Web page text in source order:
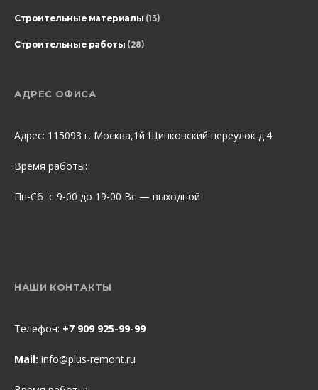
Строительные материалы (13)
Строительные работы (28)
АДРЕС ОФИСА
Адрес: 115093 г. Москва,1й Щипковский переулок д.4
Время работы:
Пн-Сб с 9-00 до 19-00 Вс — выходной
НАШИ КОНТАКТЫ
Телефон: +7 909 925-99-99
Mail: info@plus-remont.ru